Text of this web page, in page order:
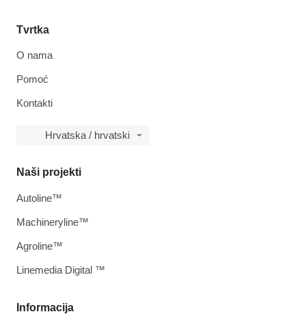
Tvrtka
O nama
Pomoć
Kontakti
Hrvatska / hrvatski
Informacija
Naši projekti
Autoline™
Machineryline™
Agroline™
Linemedia Digital ™